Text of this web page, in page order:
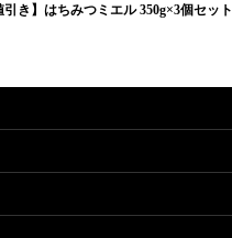
き】はちみつミエル 350g×3個セット